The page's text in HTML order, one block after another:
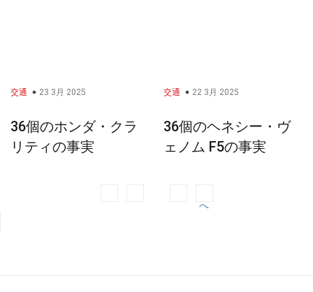
交通 23 3月 2025
36個のホンダ・クラ
リティの事実
交通 22 3月 2025
36個のヘネシー・ヴ
ェノム F5の事実
へ